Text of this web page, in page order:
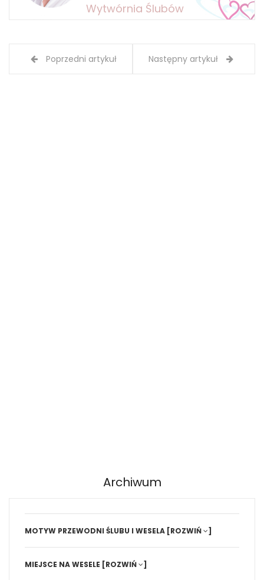
Wytwórnia Ślubów
Poprzedni artykuł Następny artykuł
Archiwum
MOTYW PRZEWODNI ŚLUBU I WESELA [ROZWIŃ ]
MIEJSCE NA WESELE [ROZWIŃ ]